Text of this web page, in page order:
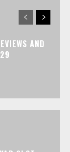
AND